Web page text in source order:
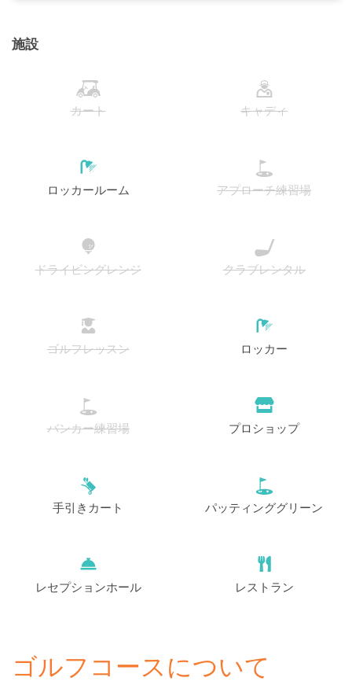
施設
カート キャディ
ロッカールーム アプローチ練習場
ドライビングレンジ クラブレンタル
ゴルフレッスン ロッカー
バンカー練習場 プロショップ
手引きカート パッティンググリーン
レセプションホール レストラン
ゴルフコースについて